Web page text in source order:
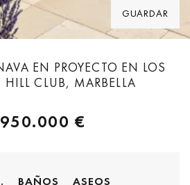
GUARDAR
EN PROYECTO EN LOS
CLUB, MARBELLA
€
BAÑOS
ASEOS